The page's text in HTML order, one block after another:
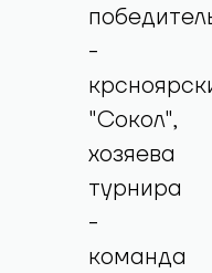
-
"Сокол",
хозяева
турнира
-
команда